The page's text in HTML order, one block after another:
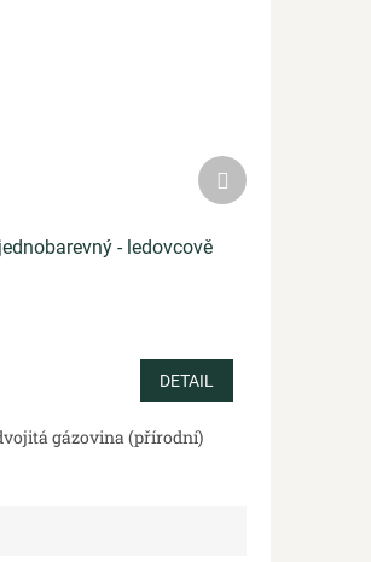
(přírodní) Bavlněná panama 220 g/
- ledovcově
DETAIL
gázovina (přírodní)
Další
produkt